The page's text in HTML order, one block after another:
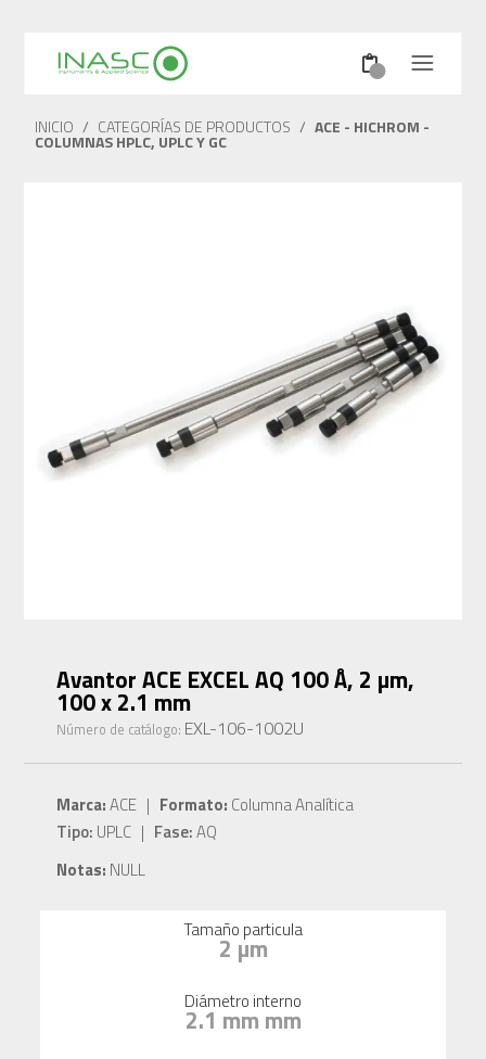
INICIO / CATEGORÍAS DE PRODUCTOS / ACE - HICHROM -
COLUMNAS HPLC, UPLC Y GC
Avantor ACE EXCEL AQ 100 Å, 2 µm,
100 x 2.1 mm
Número de catálogo: EXL-106-1002U
Marca:ACE | Formato: Columna Analítica
Tipo: UPLC | Fase:AQ
Notas: NULL
Tamaño particula
2 µm
Diámetro interno
2.1 mm mm